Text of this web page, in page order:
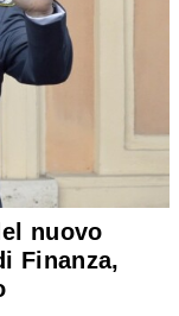
nuovo
Finanza,